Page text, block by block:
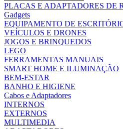
PLACAS E ADAPTADORES DE
Gadgets
EQUIPAMENTO DE
VEÍCULOS E DRONES
JOGOS E BRINQUEDOS
LEGO
FERRAMENTAS MANUAIS
SMART HOME E ILUMINAÇÃO
BEM-ESTAR
BANHO E HIGIENE
Cabos e Adaptadores
INTERNOS
EXTERNOS
MULTIMEDIA